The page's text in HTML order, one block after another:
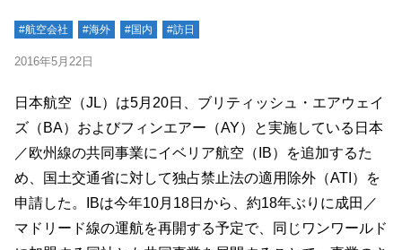
#航空会社 #海外 #国内 #訪日
2016年5月22日
日本航空（JL）は5月20日、ブリティッシュ・エアウェイ
ズ（BA）およびフィンエアー（AY）と実施している日本
／欧州線の共同事業にイベリア航空（IB）を追加するた
め、国土交通省に対して独占禁止法の適用除外（ATI）を
申請した。IBは今年10月18日から、約18年ぶりに成田／
マドリード線の運航を再開する予定で、同じワンワールド